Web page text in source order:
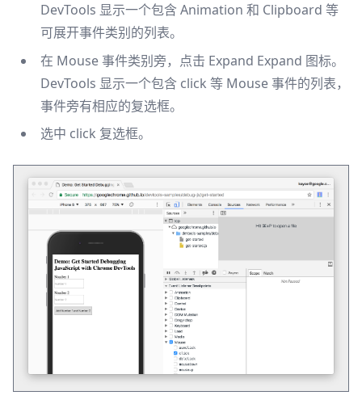
DevTools 显示一个包含 Animation 和 Clipboard 等
可展开事件类别的列表。
在 Mouse 事件类别旁，点击 Expand Expand 图标。
DevTools 显示一个包含 click 等 Mouse 事件的列表，
事件旁有相应的复选框。
选中 click 复选框。